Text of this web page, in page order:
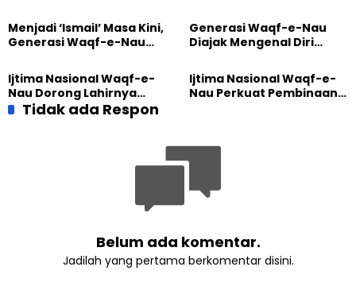
Pendidikan BERLIAN
Besar Universitas
Terbuka
Menjadi ‘Ismail’ Masa Kini,
Generasi Waqf-e-Nau
Pengabdian
Generasi Waqf-e-Nau
Diajak Mengenal Diri
Dunia
Ijtima Nasional Waqf-e-
Nau Dorong Lahirnya
Generasi Pengkhidmat
Ijtima Nasional Waqf-e-
Nau Perkuat Pembinaan
Tidak ada Respon
Belum ada komentar.
Jadilah yang pertama berkomentar disini.